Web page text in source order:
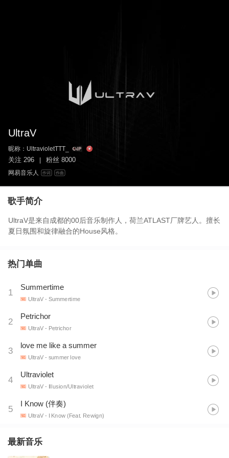
UltraV
昵称： UltravioletTTT_
关注 296 粉丝 8000
网易音乐人 作词 作曲
歌手简介
UltraV是来自成都的00后音乐制作人，荷兰ATLAST厂牌艺人。擅长
夏日氛围和旋律融合的House风格。
热门单曲
1
Summertime
UltraV - Summertime
2
Petrichor
UltraV - Petrichor
3
love me like a summer
UltraV - summer love
4
Ultraviolet
UltraV - Illusion/Ultraviolet
5
I Know (伴奏)
UltraV - I Know (Feat. Rewign)
最新音乐